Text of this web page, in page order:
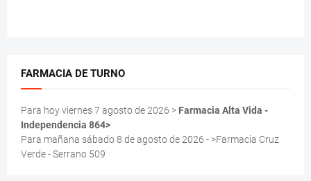
FARMACIA DE TURNO
Para hoy viernes 7 agosto de 2026 > Farmacia Alta Vida -
Independencia 864>
Para mañana sábado 8 de agosto de 2026 - >Farmacia Cruz
Verde - Serrano 509